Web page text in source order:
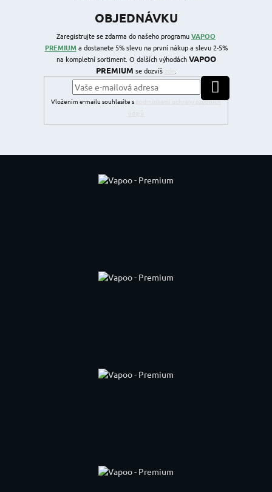
OBJEDNÁVKU
Zaregistrujte se zdarma do našeho programuVAPOO
PREMIUM a dostanete 5% slevu na první nákup a slevu 2-5%
na kompletní sortiment. O dalších výhodáchVAPOO
PREMIUM se dozvíš
Vložením e-mailu souhlasíte s
podmínkami ochrany osobních